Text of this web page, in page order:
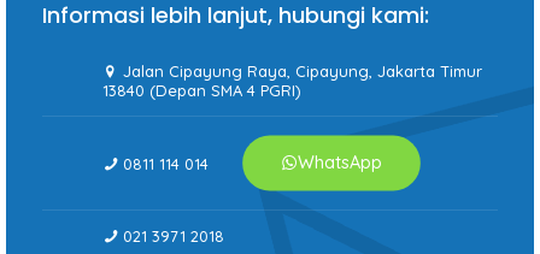
Informasi lebih lanjut, hubungi kami:
Jalan Cipayung Raya, Cipayung, Jakarta Timur
13840 (Depan SMA 4 PGRI)
0811 114 014 WhatsApp
021 3971 2018